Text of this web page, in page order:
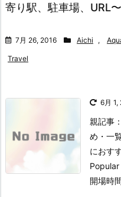
寄り駅、駐車場、URL〜
7月 26, 2016 Aichi ,
Travel
6月 1,
親記事
め・一
におす
Popular
開場時